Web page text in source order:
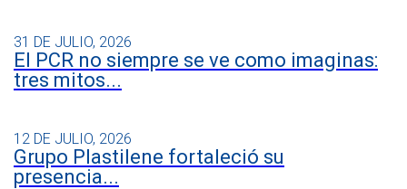
31 DE JULIO, 2026
El PCR no siempre se ve como imaginas:
tres mitos...
12 DE JULIO, 2026
Grupo Plastilene fortaleció su
presencia...